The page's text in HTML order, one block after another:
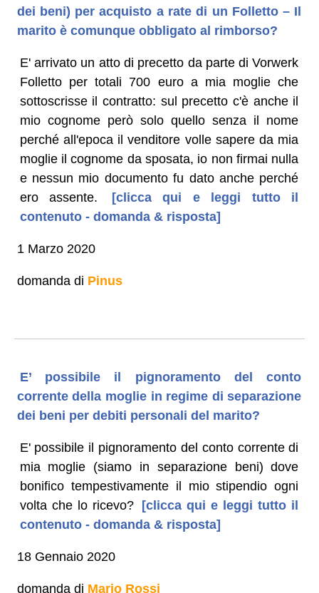
dei beni) per acquisto a rate di un Folletto – Il
marito è comunque obbligato al rimborso?
E' arrivato un atto di precetto da parte di Vorwerk
Folletto per totali 700 euro a mia moglie che
sottoscrisse il contratto: sul precetto c'è anche il
mio cognome però solo quello senza il nome
perché all'epoca il venditore volle sapere da mia
moglie il cognome da sposata, io non firmai nulla
e nessun mio documento fu dato anche perché
ero assente.
[clicca qui e leggi tutto il
contenuto - domanda & risposta]
1 Marzo 2020
domanda di Pinus
E’ possibile il pignoramento del conto
corrente della moglie in regime di separazione
dei beni per debiti personali del marito?
E' possibile il pignoramento del conto corrente di
mia moglie (siamo in separazione beni) dove
bonifico tempestivamente il mio stipendio ogni
volta che lo ricevo?
[clicca qui e leggi tutto il
contenuto - domanda & risposta]
18 Gennaio 2020
domanda di Mario Rossi